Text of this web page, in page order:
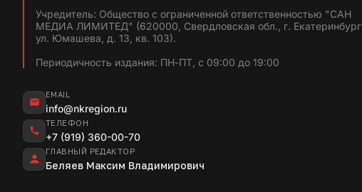
Учредитель: Общество с ограниченной ответственностью "САН
МЕДИА ЛИМИТЕД" (620000, Свердловская обл., г. Екатеринбург,
ул. Юмашева, д. 13, кв. 103).
Периодичность издания: ПН-ПТ, с 09:00 до 19:00
EMAIL
info@nkregion.ru
ТЕЛЕФОН
+7 (919) 360-00-70
ГЛАВНЫЙ РЕДАКТОР
Беляев Максим Владимирович